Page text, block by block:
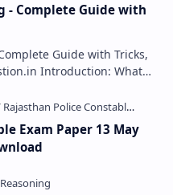
- Complete Guide with
Guide with Tricks,
Practice & Tests | MathQuestion.in Introduction: What…
Exam Paper 13 May